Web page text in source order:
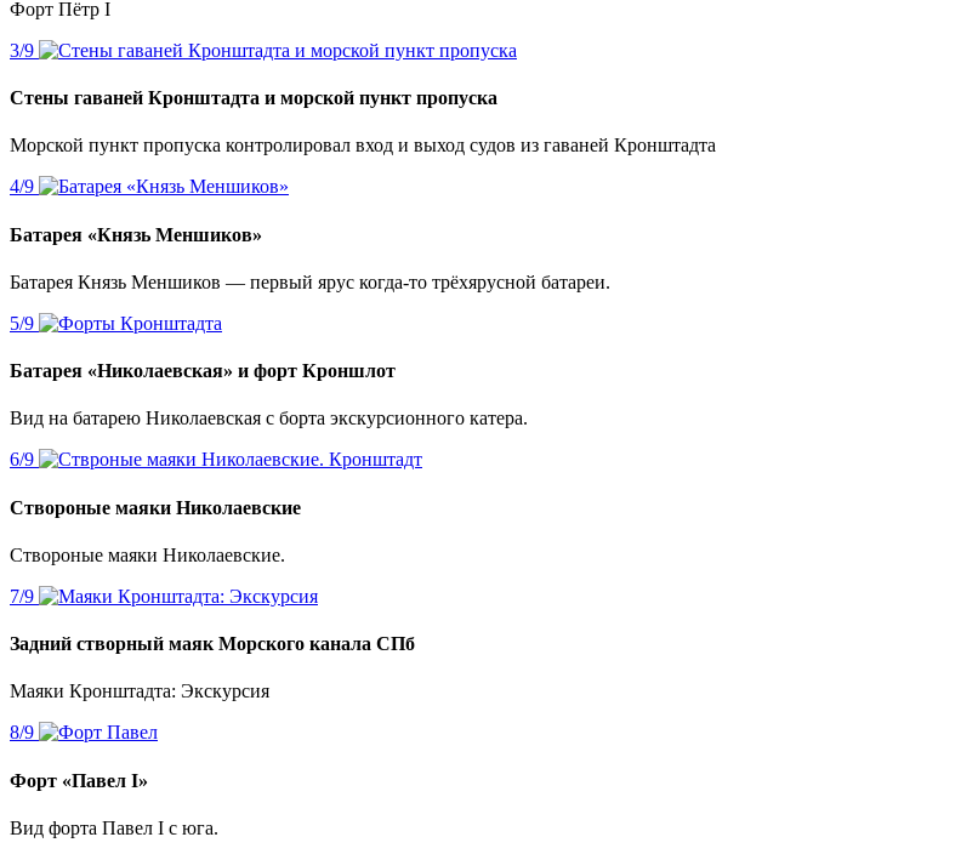
Форт Пётр І
Стены гаваней Кронштадта и морской пункт пропуска
Морской пункт пропуска контролировал вход и выход судов из гаваней Кронштадта
Батарея «Князь Меншиков»
Батарея Князь Меншиков — первый ярус когда-то трёхярусной батареи.
Батарея «Николаевская» и форт Кроншлот
Вид на батарею Николаевская с борта экскурсионного катера.
Створоные маяки Николаевские
Створоные маяки Николаевские.
Задний створный маяк Морского канала СПб
Маяки Кронштадта: Экскурсия
Форт «Павел I»
Вид форта Павел I с юга.